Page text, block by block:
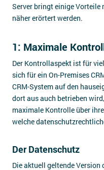
Server bringt einige Vorteile
näher erörtert werden.
1: Maximale
Der Kontrollaspekt ist für
sich für ein On-Premises
CRM-System auf den
dort aus auch betrieben
maximale Kontrolle über
welche
Der Datenschutz
Die aktuell geltende Version